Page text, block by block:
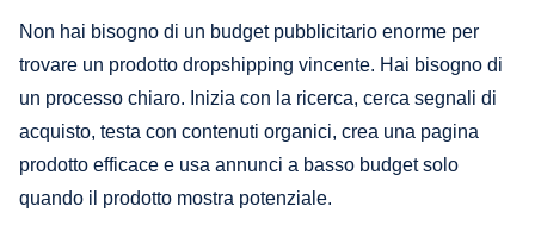
Non hai bisogno di un budget pubblicitario enorme per
trovare un prodotto dropshipping vincente. Hai bisogno di
un processo chiaro. Inizia con la ricerca, cerca segnali di
acquisto, testa con contenuti organici, crea una pagina
prodotto efficace e usa annunci a basso budget solo
quando il prodotto mostra potenziale.